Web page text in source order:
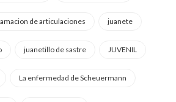
de articulaciones juanete
juanetillo de sastre JUVENIL
La enfermedad de Scheuermann